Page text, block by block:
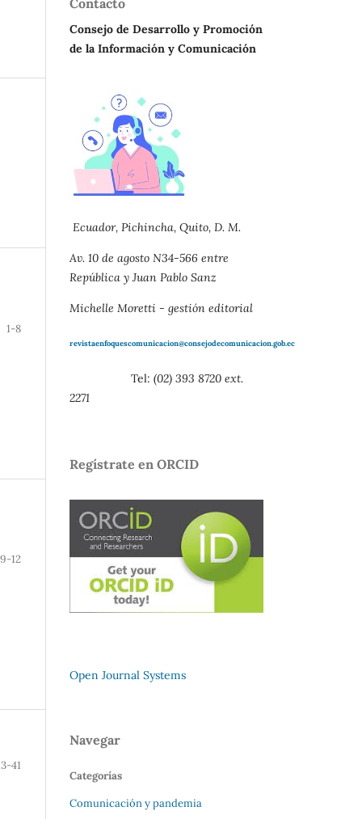
1-8
9-12
41
Consejo de Desarrollo y Promoción
de la Información y Comunicación
Ecuador, Pichincha, Quito, D. M.
Av. 10 de agosto N34-566 entre
República y Juan Pablo Sanz
Michelle Moretti - gestión editorial
revistaenfoquescomunicacion@consejodecomunicacion.gob.ec
Tel: (02) 393 8720 ext.
2271
Regístrate en ORCID
Open Journal Systems
Navegar
Categorías
Comunicación y pandemia